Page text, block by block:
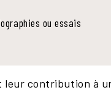
ou essais
leur contribution à